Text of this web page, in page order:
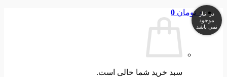
Skip
to
content
۰ تومان 0
سبد خرید شما خالی است.
در انبار
موجود
نمی باشد